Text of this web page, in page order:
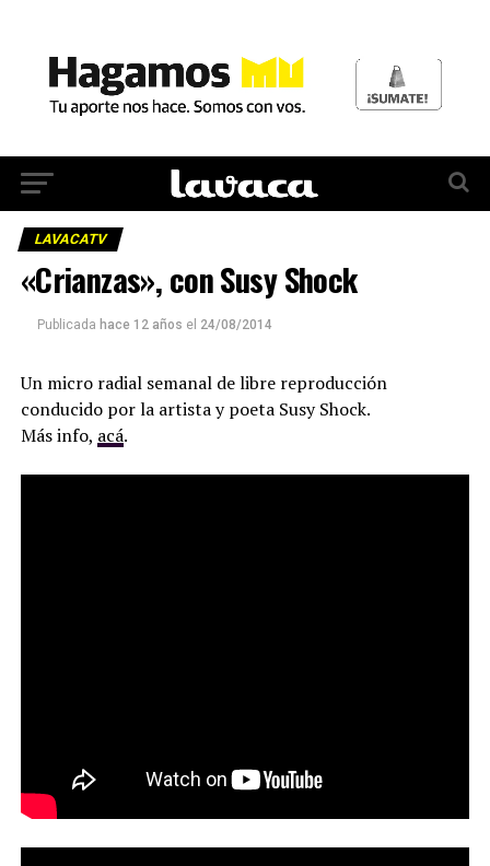
LAVACATV
«Crianzas», con Susy Shock
Publicada hace 12 años el 24/08/2014
Un micro radial semanal de libre reproducción
conducido por la artista y poeta Susy Shock.
Más info, acá.